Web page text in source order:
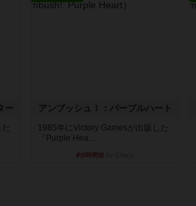
ー アンブッシュ！：パープルハート
1985年にVictory Gamesが出版した
『Purple Hea...
約8時間前